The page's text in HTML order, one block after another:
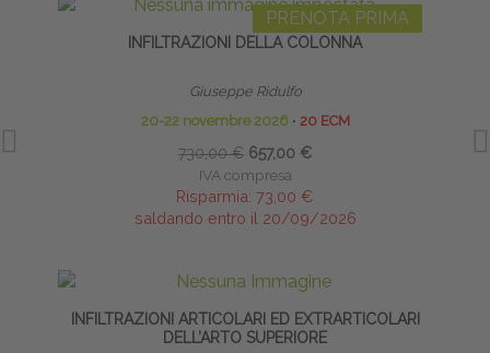
PRENOTA PRIMA
INFILTRAZIONI DELLA COLONNA
Giuseppe Ridulfo
20-22 novembre 2026∙ 20 ECM
730,00 € 657,00 €
IVA compresa
Risparmia: 73,00 €
saldando entro il 20/09/2026
INFILTRAZIONI ARTICOLARI ED EXTRARTICOLARI
DELL’ARTO SUPERIORE